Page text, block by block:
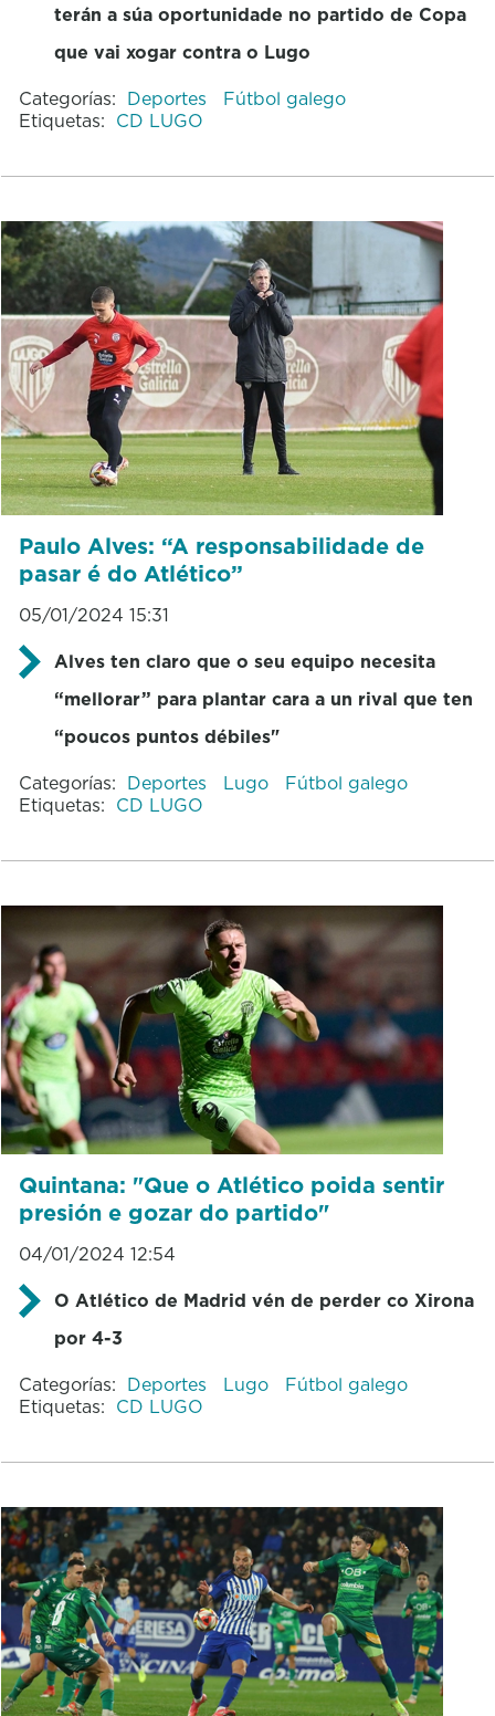
terán a súa oportunidade no partido de Copa
que vai xogar contra o Lugo
Categorías: Deportes
Fútbol galego
Etiquetas: CD LUGO
Paulo Alves: “A responsabilidade de
pasar é do Atlético”
05/01/2024 15:31
Alves ten claro que o seu equipo necesita
“mellorar” para plantar cara a un rival que ten
“poucos puntos débiles"
Categorías: Deportes Lugo
Fútbol galego
Etiquetas: CD LUGO
Quintana: "Que o Atlético poida sentir
presión e gozar do partido"
04/01/2024 12:54
O Atlético de Madrid vén de perder co Xirona
por 4-3
Categorías: Deportes Lugo
Fútbol galego
Etiquetas: CD LUGO